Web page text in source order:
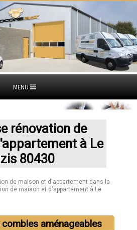
MENU
rénovation de
à Le
80430
de maison et d'appartement dans la
de maison et d'appartement à Le
aménageables